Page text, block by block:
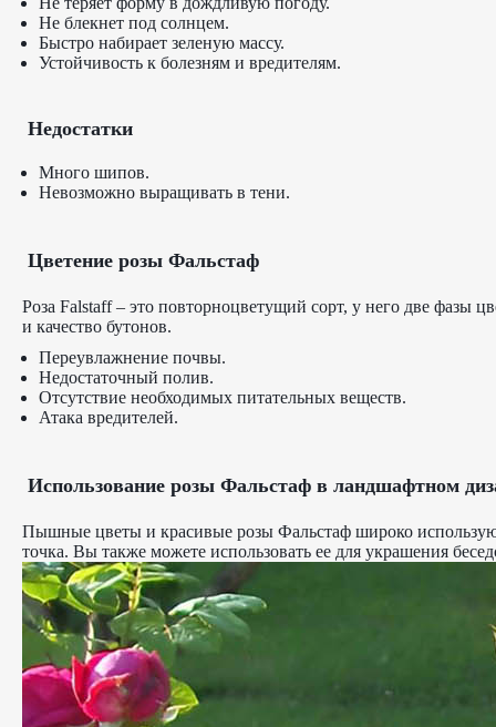
Не блекнет под солнцем.
Быстро набирает зеленую массу.
Устойчивость к болезням и вредителям.
Недостатки
Много шипов.
Невозможно выращивать в тени.
Цветение розы Фальстаф
Роза Falstaff – это повторноцветущий сорт, у него две фазы
и качество бутонов.
Переувлажнение почвы.
Недостаточный полив.
Отсутствие необходимых питательных веществ.
Атака вредителей.
Использование розы Фальстаф в ландшафтном
Пышные цветы и красивые розы Фальстаф широко
точка. Вы также можете использовать ее для украшения